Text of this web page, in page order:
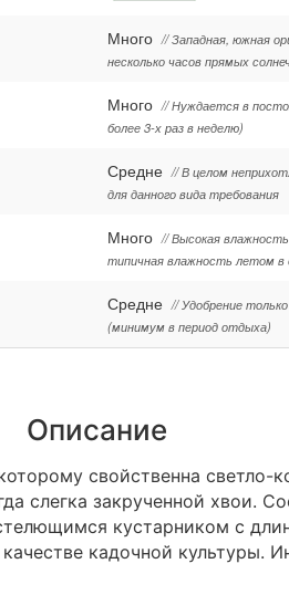
Много // Западная, южная
несколько часов прямых
Много // Нуждается в
более 3-х раз в неделю)
Средне // В целом
для данного вида требования
Много // Высокая
типичная влажность летом в
Средне // Удобрение
(минимум в период отдыха)
Описание
свойственна светло-
слегка закрученной хвои.
кустарником с
кадочной культуры.